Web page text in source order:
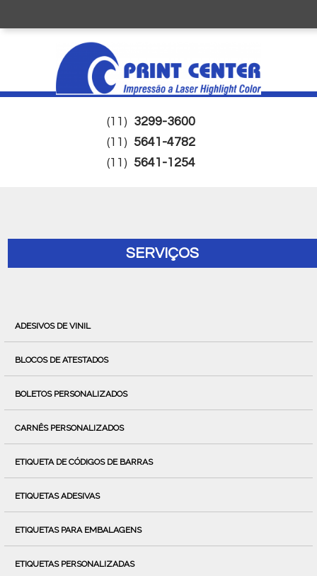
(11) 3299-3600
(11) 5641-4782
(11) 5641-1254
SERVIÇOS
ADESIVOS DE VINIL
BLOCOS DE ATESTADOS
BOLETOS PERSONALIZADOS
CARNÊS PERSONALIZADOS
ETIQUETA DE CÓDIGOS DE BARRAS
ETIQUETAS ADESIVAS
ETIQUETAS PARA EMBALAGENS
ETIQUETAS PERSONALIZADAS